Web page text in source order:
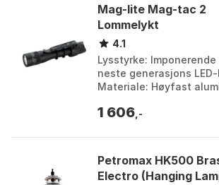
Mag-lite Mag-tac 2
Lommelykt
4.1
Lysstyrke:
neste generasjons
Materiale: Høyfast
værbestandig med riflet
1 606 ,-
Petromax HK500
Electro (Hanging